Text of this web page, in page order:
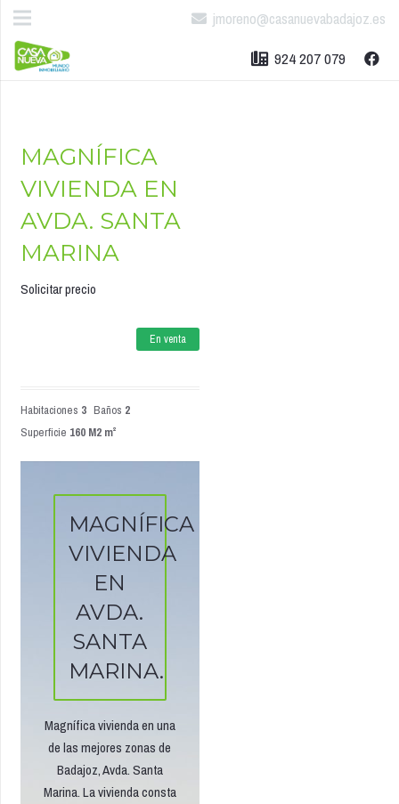
jmoreno@casanuevabadajoz.es
924 207 079
MAGNÍFICA
VIVIENDA EN
AVDA. SANTA
MARINA
Solicitar precio
En venta
Habitaciones 3 Baños 2
Superficie 160 M2 m²
MAGNÍFICA
VIVIENDA
EN
AVDA.
SANTA
MARINA.
Magnífica vivienda en una
de las mejores zonas de
Badajoz, Avda. Santa
Marina. La vivienda consta